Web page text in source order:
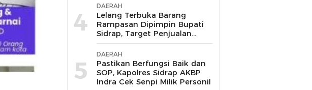
4
DAERAH
Lelang Terbuka Barang
Rampasan Dipimpin Bupati
Sidrap, Target Penjualan
Kejari Berhasil Lampaui Nilai
Limit hingga Rp104,6 Juta
5
DAERAH
Pastikan Berfungsi Baik dan
SOP, Kapolres Sidrap AKBP
Indra Cek Senpi Milik Personil